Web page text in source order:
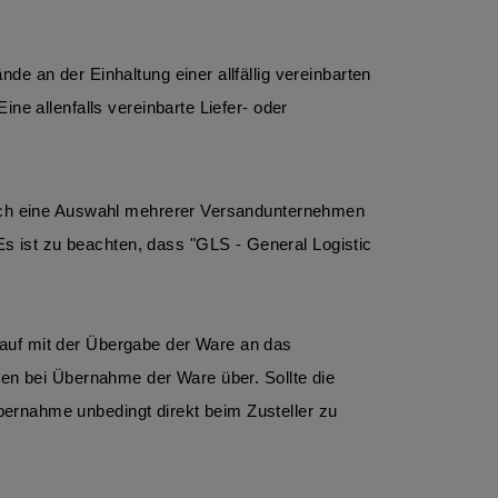
an der Einhaltung einer allfällig vereinbarten
allenfalls vereinbarte Liefer- oder
eine Auswahl mehrerer Versandunternehmen
ist zu beachten, dass "GLS - General Logistic
mit der Übergabe der Ware an das
bei Übernahme der Ware über. Sollte die
unbedingt direkt beim Zusteller zu